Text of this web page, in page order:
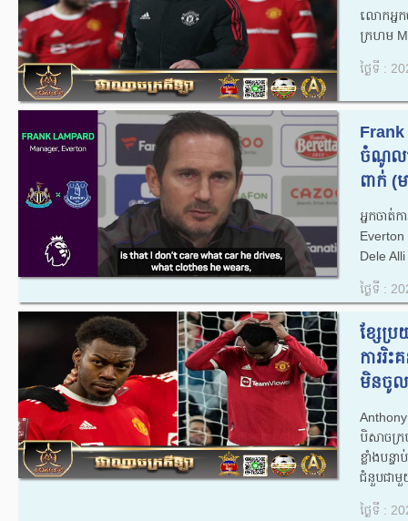
លោក​អ្ន
ក្រហម
ថ្ងៃទី :
Frank
ចំណូលថ្
ពាក់ (
អ្នកចាត់
Dele Alli
ថ្ងៃទី :
ខ្សែប្
ការរិ
មិនចូល
បិសាចក្
ខ្លាំងបន្
ជំនួបជា
ថ្ងៃទី :